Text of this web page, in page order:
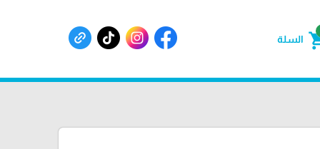
السلة